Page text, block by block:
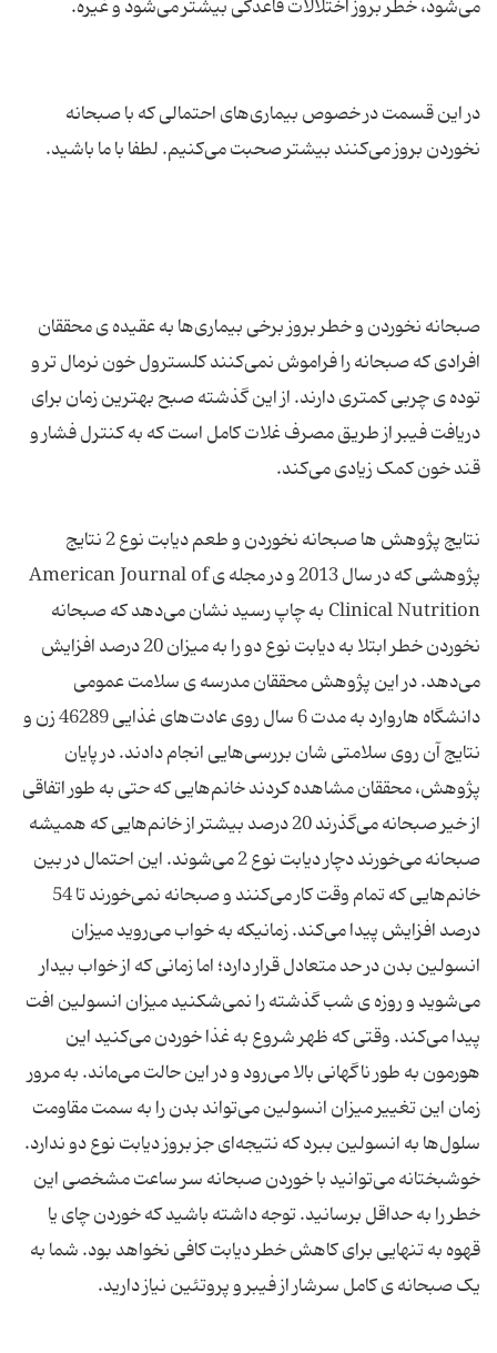
در این قسمت در خصوص بیماری‌های احتمالی که با صبحانه
صبحانه نخوردن و خطر بروز برخی بیماری‌ها به عقیده ی محققان
افرادی که صبحانه را فراموش نمی‌کنند کلسترول خون نرمال تر و
توده ی چربی کمتری دارند. از این گذشته صبح بهترین زمان برای
دریافت فیبر از طریق مصرف غلات کامل است که به کنترل فشار و
نتایج پژوهش ها صبحانه نخوردن و طعم دیابت نوع 2 نتایج
پژوهشی که در سال 2013 و در مجله ی American Journal of
Clinical Nutrition به چاپ رسید نشان می‌دهد که صبحانه
نخوردن خطر ابتلا به دیابت نوع دو را به میزان 20 درصد افزایش
می‌دهد. در این پژوهش محققان مدرسه ی سلامت عمومی
دانشگاه هاروارد به مدت 6 سال روی عادت‌های غذایی 46289 زن و
نتایج آن روی سلامتی شان بررسی‌هایی انجام دادند. در پایان
پژوهش، محققان مشاهده کردند خانم‌هایی که حتی به طور اتفاقی
از خیر صبحانه می‌گذرند 20 درصد بیشتر از خانم‌هایی که همیشه
صبحانه می‌خورند دچار دیابت نوع 2 می‌شوند. این احتمال در بین
خانم‌هایی که تمام وقت کار می‌کنند و صبحانه نمی‌خورند تا 54
درصد افزایش پیدا می‌کند. زمانیکه به خواب می‌روید میزان
انسولین بدن در حد متعادل قرار دارد؛ اما زمانی که از خواب بیدار
می‌شوید و روزه ی شب گذشته را نمی‌شکنید میزان انسولین افت
پیدا می‌کند. وقتی که ظهر شروع به غذا خوردن می‌کنید این
هورمون به طور ناگهانی بالا می‌رود و در این حالت می‌ماند. به مرور
زمان این تغییر میزان انسولین می‌تواند بدن را به سمت مقاومت
سلول‌ها به انسولین ببرد که نتیجه‌ای جز بروز دیابت نوع دو ندارد.
خوشبختانه می‌توانید با خوردن صبحانه سر ساعت مشخصی این
خطر را به حداقل برسانید. توجه داشته باشید که خوردن چای یا
قهوه به تنهایی برای کاهش خطر دیابت کافی نخواهد بود. شما به